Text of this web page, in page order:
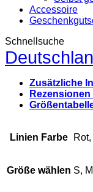
Accessoire
Schnellsuche
Zusätzliche
Rezensionen
Linien Farbe
Größe wählen S,